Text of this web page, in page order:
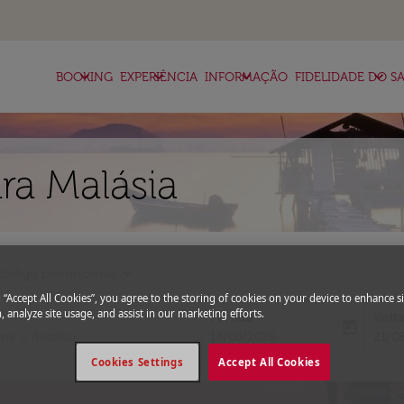
BOOKING
keyboard_arrow_down EXPERIÊNCIA
keyboard_arrow_down INFORMAÇÃO
keyboard_arrow_down FIDELIDADE DO
keyboard_arrow_down
Malásia
Partida
fc-
“Accept All Cookies”, you agree to the storing of cookies on your device to enhance
analyze site usage, and assist in our marketing efforts.
Accept All Cookies
Cookies Settings